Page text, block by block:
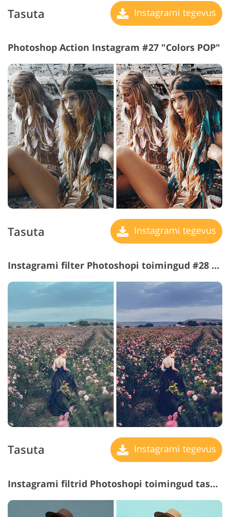
Tasuta Instagrami tegevus
Photoshop Action Instagram #27 "Colors POP"
Tasuta Instagrami tegevus
Instagrami filter Photoshopi toimingud #28 "Glow"
Tasuta Instagrami tegevus
Instagrami filtrid Photoshopi toimingud tasuta #29 "HDR"